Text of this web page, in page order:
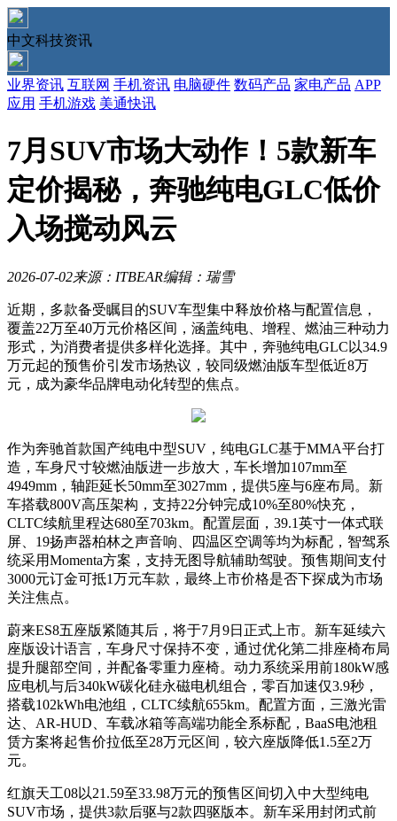
中文科技资讯
业界资讯 互联网 手机资讯 电脑硬件 数码产品 家电产品 APP
应用 手机游戏 美通快讯
7月SUV市场大动作！5款新车
定价揭秘，奔驰纯电GLC低价
入场搅动风云
2026-07-02来源：ITBEAR编辑：瑞雪
近期，多款备受瞩目的SUV车型集中释放价格与配置信息，
覆盖22万至40万元价格区间，涵盖纯电、增程、燃油三种动力
形式，为消费者提供多样化选择。其中，奔驰纯电GLC以34.9
万元起的预售价引发市场热议，较同级燃油版车型低近8万
元，成为豪华品牌电动化转型的焦点。
作为奔驰首款国产纯电中型SUV，纯电GLC基于MMA平台打
造，车身尺寸较燃油版进一步放大，车长增加107mm至
4949mm，轴距延长50mm至3027mm，提供5座与6座布局。新
车搭载800V高压架构，支持22分钟完成10%至80%快充，
CLTC续航里程达680至703km。配置层面，39.1英寸一体式联
屏、19扬声器柏林之声音响、四温区空调等均为标配，智驾系
统采用Momenta方案，支持无图导航辅助驾驶。预售期间支付
3000元订金可抵1万元车款，最终上市价格是否下探成为市场
关注焦点。
蔚来ES8五座版紧随其后，将于7月9日正式上市。新车延续六
座版设计语言，车身尺寸保持不变，通过优化第二排座椅布局
提升腿部空间，并配备零重力座椅。动力系统采用前180kW感
应电机与后340kW碳化硅永磁电机组合，零百加速仅3.9秒，
搭载102kWh电池组，CLTC续航655km。配置方面，三激光雷
达、AR-HUD、车载冰箱等高端功能全系标配，BaaS电池租
赁方案将起售价拉低至28万元区间，较六座版降低1.5至2万
元。
红旗天工08以21.59至33.98万元的预售区间切入中大型纯电
SUV市场，提供3款后驱与2款四驱版本。新车采用封闭式前